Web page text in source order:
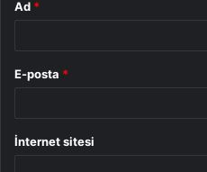
Ad *
E-posta *
İnternet sitesi